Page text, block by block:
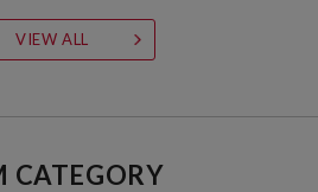
VIEW ALL
CATEGORY